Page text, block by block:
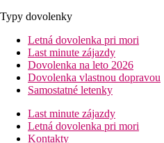
Typy dovolenky
Letná dovolenka pri mori
Last minute zájazdy
Dovolenka na leto 2026
Dovolenka vlastnou dopravou
Samostatné letenky
Last minute zájazdy
Letná dovolenka pri mori
Kontakty